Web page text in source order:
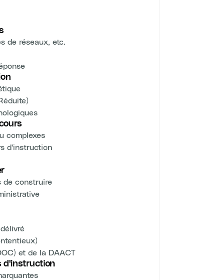
de réseaux, etc.
complexes
d'instruction
de construire
et de la DAACT
d'instruction